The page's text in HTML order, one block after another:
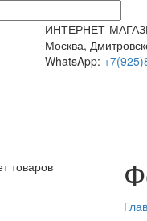
ИНТЕРНЕТ-
Москва,
WhatsApp:
товаров